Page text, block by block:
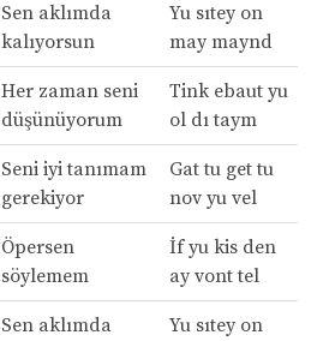
Sen aklımda
kalıyorsun
Yu sıtey on
may maynd
Her zaman seni
düşünüyorum
Tink ebaut yu
ol dı taym
Seni iyi tanımam
gerekiyor
Gat tu get tu
nov yu vel
Öpersen
söylemem
İf yu kis den
ay vont tel
Sen aklımda
Yu sıtey on